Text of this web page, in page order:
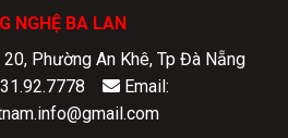
NGHỆ BA LAN
Phường An Khê, Tp Đà Nẵng
Email: